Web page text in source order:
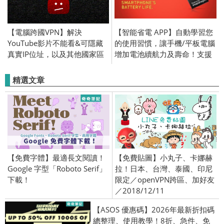
【電腦跨國VPN】解決
YouTube影片不能看&可隱藏
真實IP位址，以及其他國家區
【智能省電 APP】自動學習您
的使用習慣，讓手機/平板電腦
增加電池續航力及壽命！支援
精選文章
【免費字體】最適長文閱讀！
Google 字型「Roboto Serif」
下載！
【免費貼圖】小丸子、卡娜赫
拉！日本、台灣、泰國、印尼
限定／openVPN跨區、加好友
／2018/12/11
【ASOS 優惠碼】2026年最新折扣碼
總整理、使用教學！8折、急件、免